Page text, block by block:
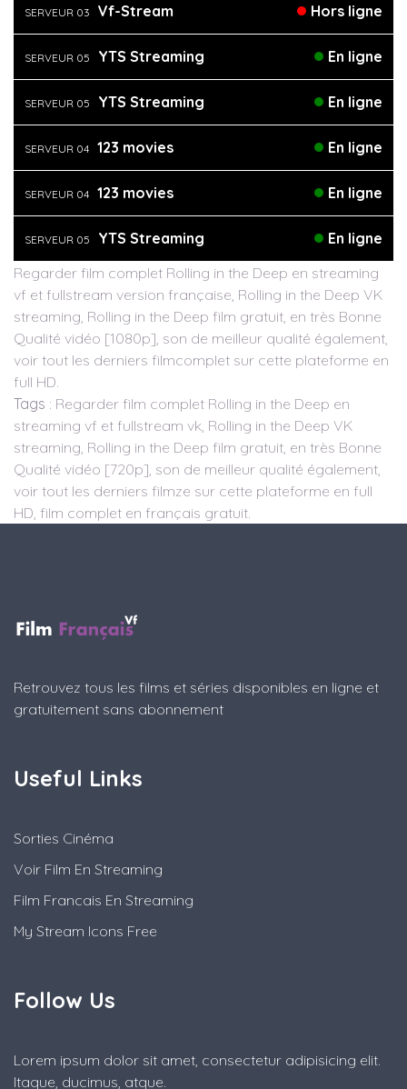
SERVEUR 03 Vf-Stream Hors ligne
SERVEUR 05 YTS Streaming En ligne
SERVEUR 05 YTS Streaming En ligne
SERVEUR 04 123 movies En ligne
SERVEUR 04 123 movies En ligne
SERVEUR 05 YTS Streaming
En ligne
Regarder film complet Rolling in the Deep en streaming
vf et fullstream version française, Rolling in the Deep VK
streaming, Rolling in the Deep film gratuit, en très Bonne
Qualité vidéo [1080p], son de meilleur qualité également,
voir tout les derniers filmcomplet sur cette plateforme en
full HD.
Tags : Regarder film complet Rolling in the Deep en
streaming vf et fullstream vk, Rolling in the Deep VK
streaming, Rolling in the Deep film gratuit, en très Bonne
Qualité vidéo [720p], son de meilleur qualité également,
voir tout les derniers filmze sur cette plateforme en full
HD, film complet en français gratuit.
Retrouvez tous les films et séries disponibles en ligne et
gratuitement sans abonnement
Useful Links
Sorties Cinéma
Voir Film En Streaming
Film Francais En Streaming
My Stream Icons Free
Follow Us
Lorem ipsum dolor sit amet, consectetur adipisicing elit.
Itaque, ducimus, atque.